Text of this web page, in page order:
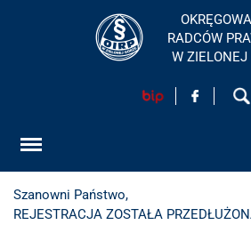
RADCÓW
W ZIELONEJ
Szanowni Państwo,
REJESTRACJA ZOSTAŁA